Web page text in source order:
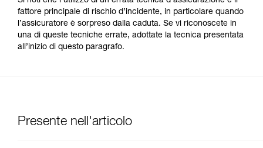
fattore principale di rischio d’incidente, in particolare quando
l’assicuratore è sorpreso dalla caduta. Se vi riconoscete in
una di queste tecniche errate, adottate la tecnica presentata
all’inizio di questo paragrafo.
Presente nell'articolo